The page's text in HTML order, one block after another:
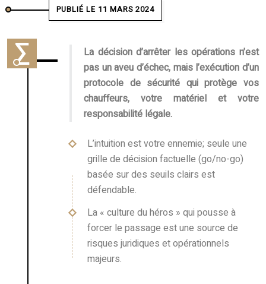
PUBLIÉ LE 11 MARS 2024
La décision d’arrêter les opérations n’est
pas un aveu d’échec, mais l’exécution d’un
protocole de sécurité qui protège vos
chauffeurs, votre matériel et votre
responsabilité légale.
L’intuition est votre ennemie; seule une
grille de décision factuelle (go/no-go)
basée sur des seuils clairs est
défendable.
La « culture du héros » qui pousse à
forcer le passage est une source de
risques juridiques et opérationnels
majeurs.